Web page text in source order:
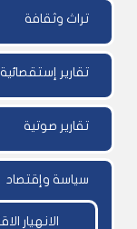
تراث وثقافة
تقارير إستقصائية
تقارير صوتية
سياسة وإقتصاد
الانهيار